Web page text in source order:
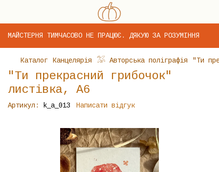
МАЙСТЕРНЯ ТИМЧАСОВО НЕ ПРАЦЮЄ. ДЯКУЮ ЗА РОЗУМІННЯ
Каталог Канцелярія 𓅮 Авторська поліграфія "Ти
"Ти прекрасний грибочок"
листівка, А6
Артикул: k_a_013 Написати відгук